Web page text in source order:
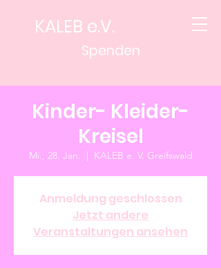
KALEB e.V.
Spenden
Kinder- Kleider-
Kreisel
Mi., 28. Jan.
  |
KALEB e. V. Greifswald
Anmeldung geschlossen
Jetzt andere
Veranstaltungen ansehen